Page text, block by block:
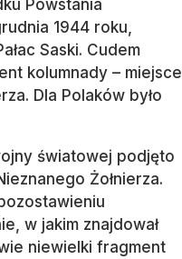
Powstania
1944 roku,
Saski. Cudem
kolumnady – miejsce
Dla Polaków było
światowej podjęto
Żołnierza.
w jakim znajdował
niewielki fragment